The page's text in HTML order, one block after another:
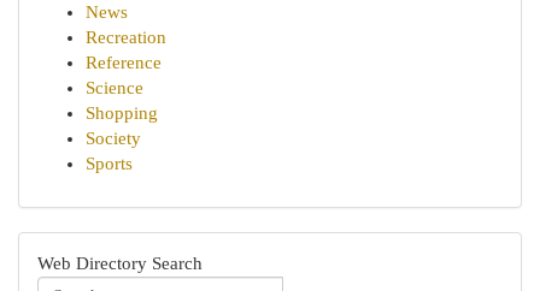
News
Recreation
Reference
Science
Shopping
Society
Sports
Web Directory Search